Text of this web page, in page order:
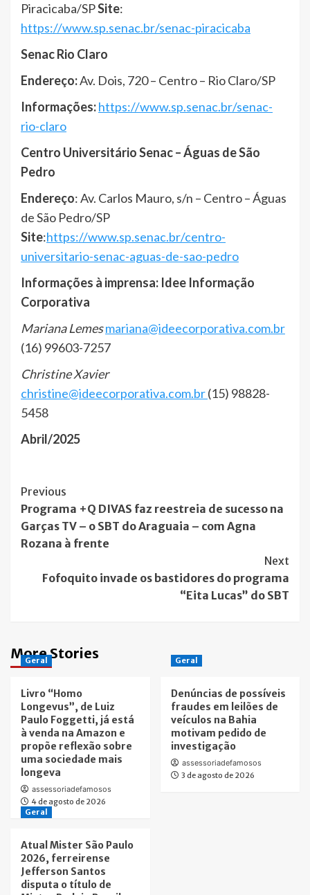
Piracicaba/SPSite:
https://www.sp.senac.br/senac-piracicaba
Senac Rio Claro
Endereço:Av. Dois, 720 – Centro – Rio Claro/SP
Informações:https://www.sp.senac.br/senac-
rio-claro
Centro Universitário Senac – Águas de São
Pedro
Endereço: Av. Carlos Mauro, s/n – Centro – Águas
de São Pedro/SP
Site:https://www.sp.senac.br/centro-
universitario-senac-aguas-de-sao-pedro
Informações à imprensa: Idee Informação
Corporativa
Mariana Lemesmariana@ideecorporativa.com.br
(16) 99603-7257
Christine Xavier
christine@ideecorporativa.com.br(15) 98828-
5458
Abril/2025
Post
Navigation
Previous
Programa +Q DIVAS faz reestreia de sucesso na
Garças TV – o SBT do Araguaia – com Agna
Rozana à frente
Next
Fofoquito invade os bastidores do programa
“Eita Lucas” do SBT
More Stories
Geral
Livro “Homo
Longevus”, de Luiz
Paulo Foggetti, já está
à venda na Amazon e
propõe reflexão sobre
uma sociedade mais
longeva
assessoriadefamosos
4 de agosto de 2026
Geral
Denúncias de possíveis
fraudes em leilões de
veículos na Bahia
motivam pedido de
investigação
assessoriadefamosos
3 de agosto de 2026
Geral
Atual Mister São Paulo
2026, ferreirense
Jefferson Santos
disputa o título de